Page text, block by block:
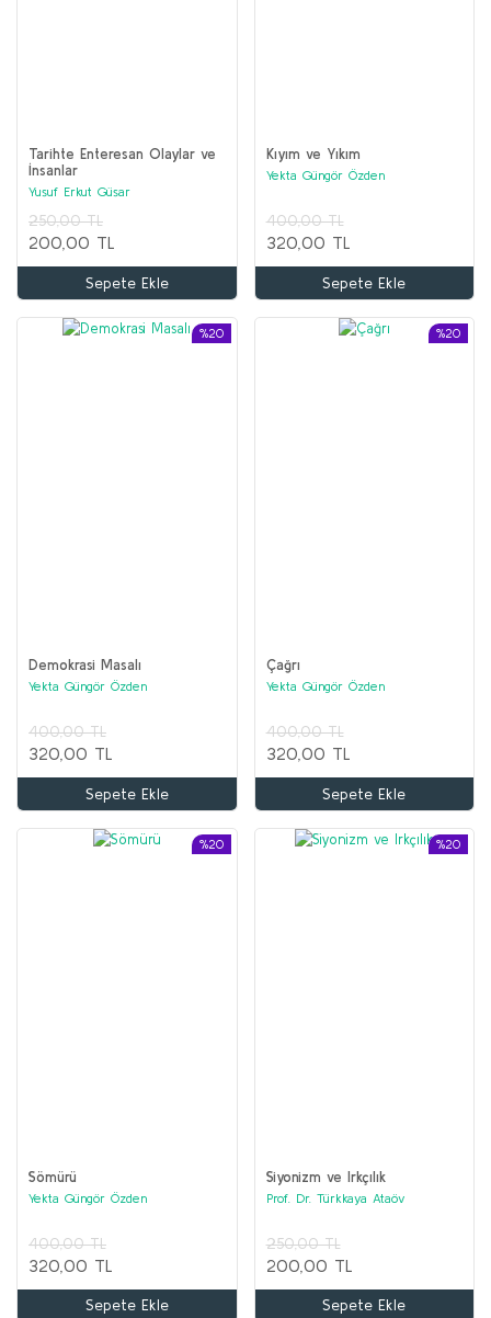
Tarihte Enteresan Olaylar ve
İnsanlar
Yusuf Erkut Güsar
250,00 TL
200,00 TL
Sepete Ekle
Kıyım ve Yıkım
Yekta Güngör Özden
400,00 TL
320,00 TL
Sepete Ekle
%20
Demokrasi Masalı
Yekta Güngör Özden
400,00 TL
320,00 TL
Sepete Ekle
%20
Çağrı
Yekta Güngör Özden
400,00 TL
320,00 TL
Sepete Ekle
%20
Sömürü
Yekta Güngör Özden
400,00 TL
320,00 TL
Sepete Ekle
%20
Siyonizm ve Irkçılık
Prof. Dr. Türkkaya Ataöv
250,00 TL
200,00 TL
Sepete Ekle